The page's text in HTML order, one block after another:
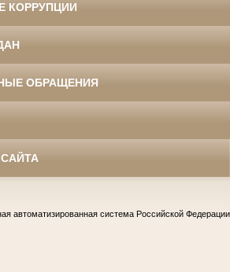
КОРРУПЦИИ
ОБРАЩЕНИЯ
автоматизированная система Российской